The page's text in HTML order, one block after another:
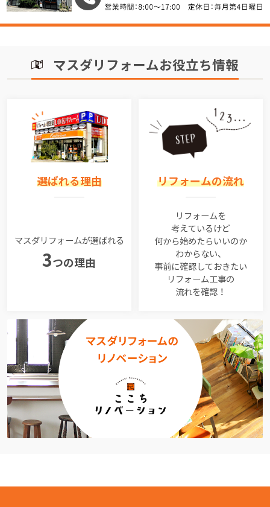
マスダリフォームお役立ち情報
選ばれる理由
マスダリフォームが選ばれる
3つの理由
リフォームの流れ
リフォームを
考えているけど
何から始めたらいいのか
わからない、
事前に確認しておきたい
リフォーム工事の
流れを確認！